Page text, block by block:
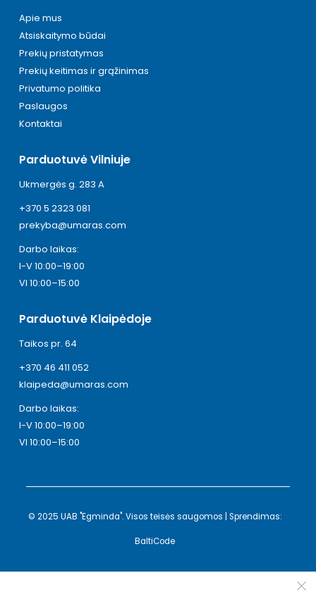
Apie mus
Atsiskaitymo būdai
Prekių pristatymas
Prekių keitimas ir grąžinimas
Privatumo politika
Paslaugos
Kontaktai
Parduotuvė Vilniuje
Ukmergės g. 283 A
+370 5 2323 081
prekyba@umaras.com
Darbo laikas:
I-V 10:00–19:00
VI 10:00–15:00
Parduotuvė Klaipėdoje
Taikos pr. 64
+370 46 411 052
klaipeda@umaras.com
Darbo laikas:
I-V 10:00–19:00
VI 10:00–15:00
© 2025 UAB "Egminda". Visos teisės saugomos | Sprendimas:
BaltiCode